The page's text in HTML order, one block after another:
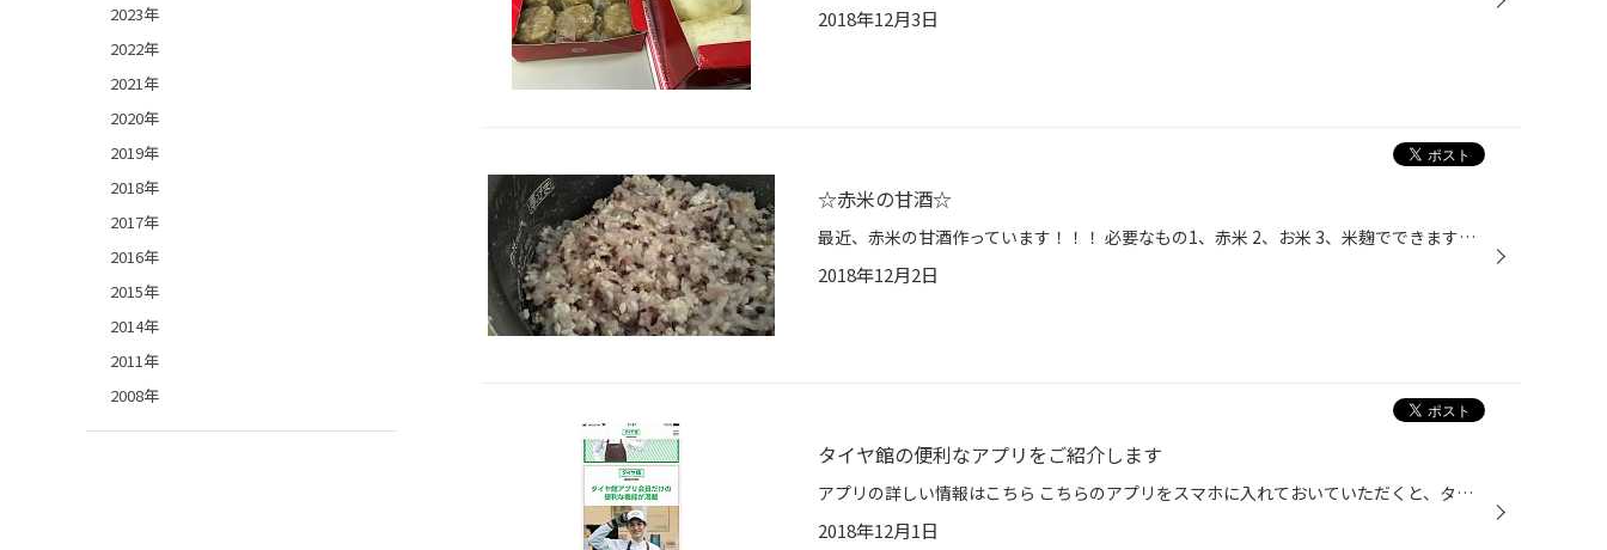
2018年12月3日
☆赤米の甘酒☆
最近、赤米の甘酒作っています！！！ 必要なもの1、赤米 2、お米 3、米麹でできます！！！ 温度計が必要です！！時間もかかるので朝から準備して8時間待つ、混ぜる(^_-)-☆ 案外簡単に添加物なしの甘酒(^^♪美味しいです(＾◇＾) ↓↓↓こんな感じ↓↓↓ これは、米麹を混ぜた感じ！！時間がたつと水分が出て...
2018年12月2日
タイヤ館の便利なアプリをご紹介します
アプリの詳しい情報はこちら こちらのアプリをスマホに入れておいていただくと、タイヤ交換やオイルなどの メンテナンス記録がすぐご覧いただけます。 詳しくはスタッフまでお問い合わせください。
2018年12月1日
2023年
2022年
2021年
2020年
2019年
2018年
2017年
2016年
2015年
2014年
2011年
2008年